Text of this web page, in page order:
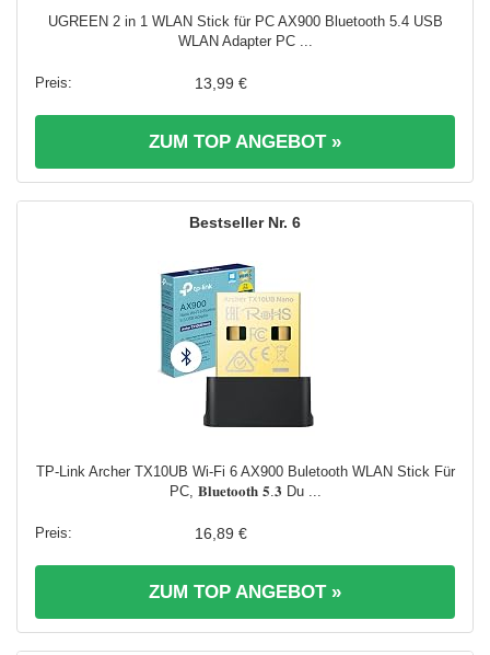
UGREEN 2 in 1 WLAN Stick für PC AX900 Bluetooth 5.4 USB
WLAN Adapter PC ...
13,99 €
ZUM TOP ANGEBOT »
6
TP-Link Archer TX10UB Wi-Fi 6 AX900 Buletooth WLAN Stick Für
PC, 𝐁𝐥𝐮𝐞𝐭𝐨𝐨𝐭𝐡 𝟓.𝟑 Du ...
16,89 €
ZUM TOP ANGEBOT »